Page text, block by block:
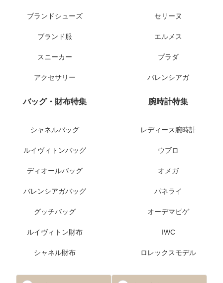
ブランドシューズ
ブランド服
スニーカー
アクセサリー
セリーヌ
エルメス
プラダ
バレンシアガ
バッグ・財布特集
シャネルバッグ
ルイヴィトンバッグ
ディオールバッグ
バレンシアガバッグ
グッチバッグ
ルイヴィトン財布
シャネル財布
腕時計特集
レディース腕時計
ウブロ
オメガ
パネライ
オーデマピゲ
IWC
ロレックスモデル